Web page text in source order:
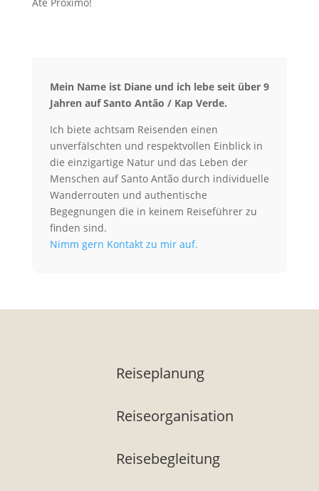
Mein Name ist Diane und ich lebe seit über 9
Jahren auf Santo Antão / Kap Verde.
Ich biete achtsam Reisenden einen
unverfälschten und respektvollen Einblick in
die einzigartige Natur und das Leben der
Menschen auf Santo Antão durch individuelle
Wanderrouten und authentische
Begegnungen die in keinem Reiseführer zu
finden sind.
Nimm gern Kontakt zu mir auf.
Reiseplanung
Reiseorganisation
Reisebegleitung